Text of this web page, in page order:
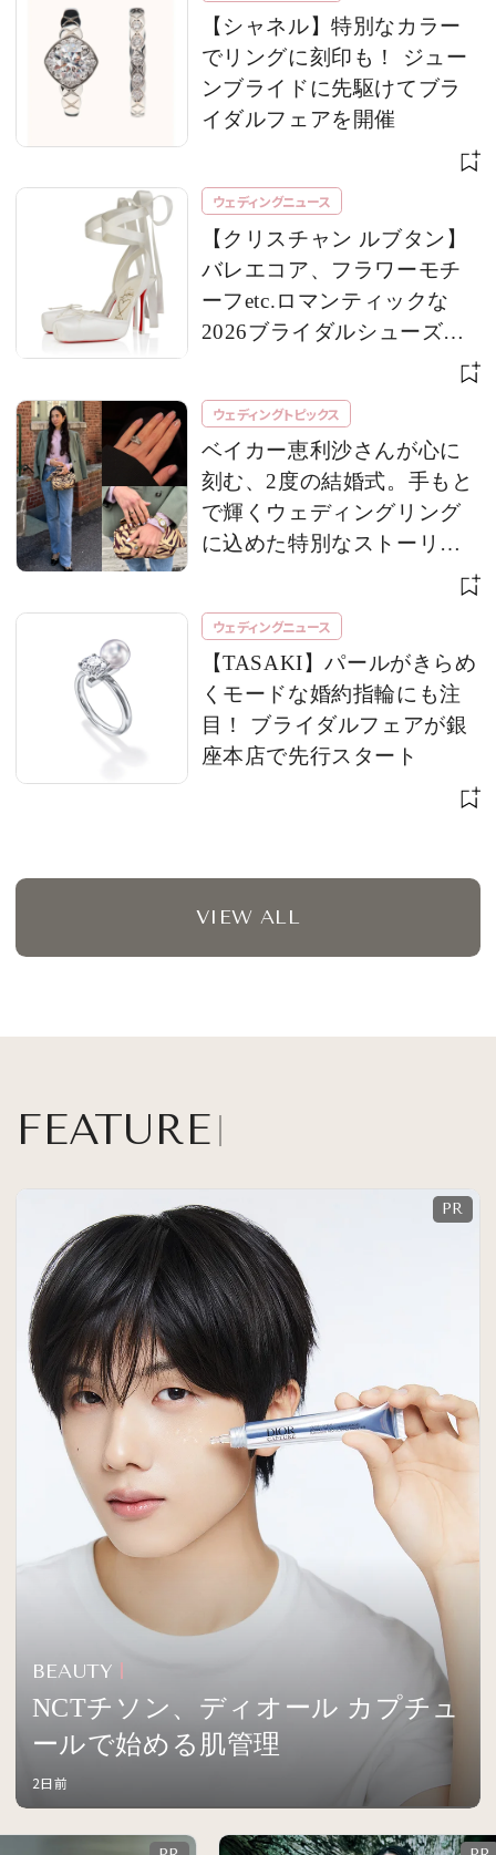
【シャネル】特別なカラー
でリングに刻印も！ ジュー
ンブライドに先駆けてブラ
イダルフェアを開催
ウェディングニュース
【クリスチャン ルブタン】
バレエコア、フラワーモチ
ーフetc.ロマンティックな
2026ブライダルシューズが
ウェディングトピックス
ベイカー恵利沙さんが心に
刻む、2度の結婚式。手もと
で輝くウェディングリング
に込めた特別なストーリー
とは? 【ウェディングリング
ウェディングニュース
【TASAKI】パールがきらめ
くモードな婚約指輪にも注
目！ ブライダルフェアが銀
座本店で先行スタート
VIEW ALL
FEATURE
BEAUTY
NCTチソン、ディオール カプチュ
ールで始める肌管理
2日前